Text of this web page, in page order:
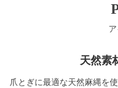
天然素
爪とぎに最適な天然麻縄を